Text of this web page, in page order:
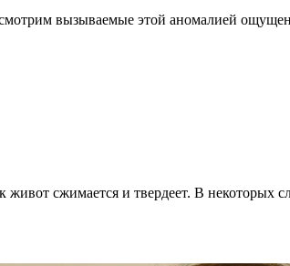
вызываемые этой аномалией
сжимается и твердеет. В некоторых